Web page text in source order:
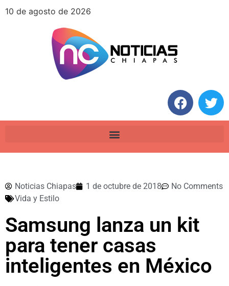
10 de agosto de 2026
Noticias Chiapas 1 de octubre de 2018
No Comments
Vida y Estilo
Samsung lanza un kit
para tener casas
inteligentes en México